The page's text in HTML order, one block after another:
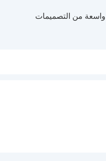
من التصميمات